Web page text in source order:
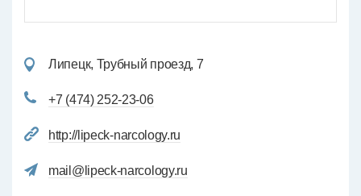
Липецк, Трубный проезд, 7
+7 (474) 252-23-06
http://lipeck-narcology.ru
mail@lipeck-narcology.ru